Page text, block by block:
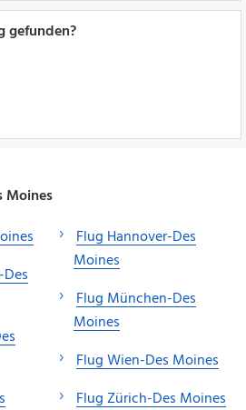
gefunden?
Moines
Flug Hannover-Des
Moines
Flug München-Des
Moines
Flug Wien-Des Moines
Flug Zürich-Des Moines